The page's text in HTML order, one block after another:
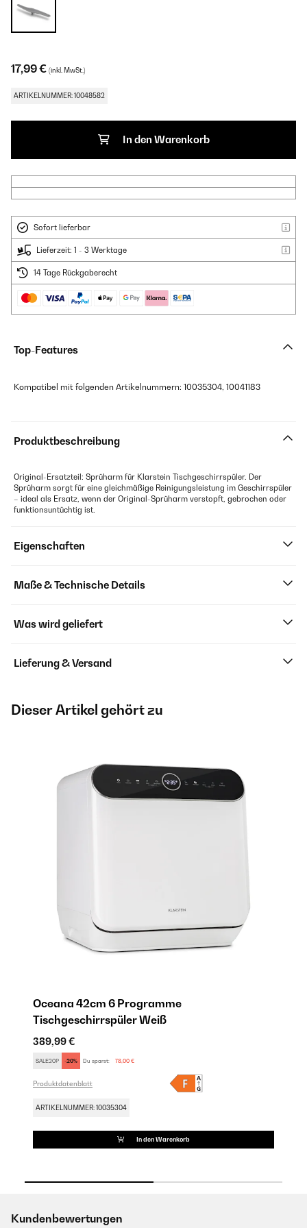
17,99 € (inkl. MwSt.)
ARTIKELNUMMER: 10048582
In den Warenkorb
Sofort lieferbar
Lieferzeit: 1 - 3 Werktage
14 Tage Rückgaberecht
Top-Features
Kompatibel mit folgenden Artikelnummern: 10035304, 10041183
Produktbeschreibung
Original-Ersatzteil: Sprüharm für Klarstein Tischgeschirrspüler. Der
Sprüharm sorgt für eine gleichmäßige Reinigungsleistung im Geschirrspüler
– ideal als Ersatz, wenn der Original-Sprüharm verstopft, gebrochen oder
funktionsuntüchtig ist.
Eigenschaften
Maße & Technische Details
Was wird geliefert
Lieferung & Versand
Dieser Artikel gehört zu
Oceana 42cm 6 Programme
Tischgeschirrspüler Weiß
389,99 €
SALE20P -20% Du sparst: 78,00 €
Produktdatenblatt
ARTIKELNUMMER: 10035304
In den Warenkorb
Kundenbewertungen